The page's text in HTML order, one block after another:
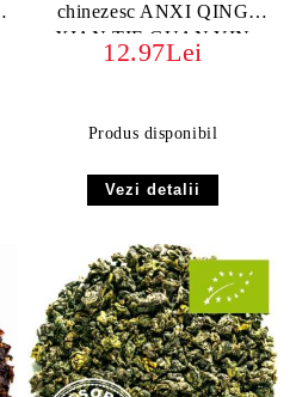
chinezesc ANXI QING
XIAN TIE GUAN YIN
12.97Lei
Produs disponibil
Vezi detalii